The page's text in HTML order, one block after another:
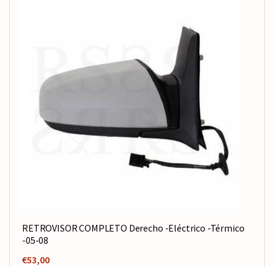
RETROVISOR COMPLETO Derecho -Eléctrico -Térmico
-05-08
€53,00